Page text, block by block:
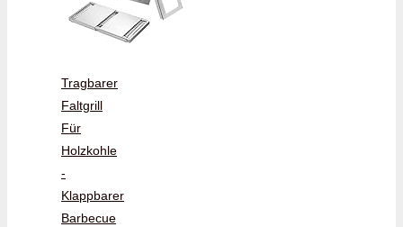
Tragbarer
Faltgrill
Für
Holzkohle
-
Klappbarer
Barbecue